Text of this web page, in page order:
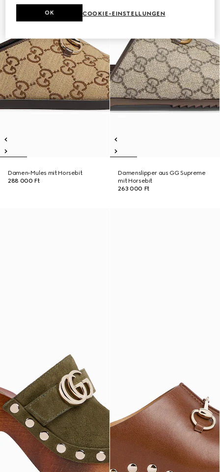
Damen-Mules mit Horsebit
288 000 Ft
Damenslipper aus GG Supreme
mit Horsebit
263 000 Ft
COOKIE-EINSTELLUNGEN
OK